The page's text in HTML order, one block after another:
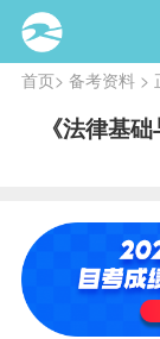
首页> 备考资料>
《法律基